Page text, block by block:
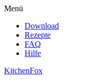
Menü
Download
Rezepte
FAQ
Hilfe
KitchenFox